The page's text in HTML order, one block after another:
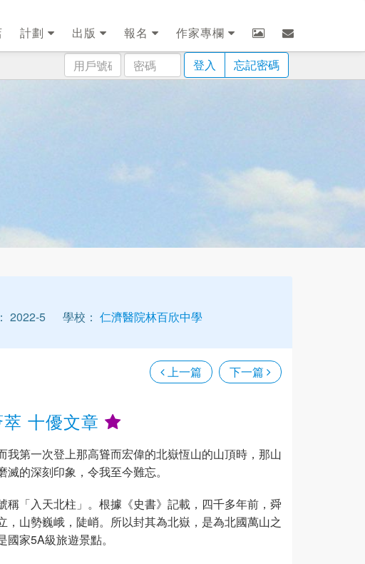
計劃 出版 報名
作家專欄
用
戶
密
碼
登入 忘記密碼
2022-5 學校： 仁濟醫院林百欣中學
上一篇 下一篇
十優文章
第一次登上那高聳而宏偉的北嶽恆山的山頂時，那山
的深刻印象，令我至今難忘。
「入天北柱」。根據《史書》記載，四千多年前，舜
山勢巍峨，陡峭。所以封其為北嶽，是為北國萬山之
家5A級旅遊景點。